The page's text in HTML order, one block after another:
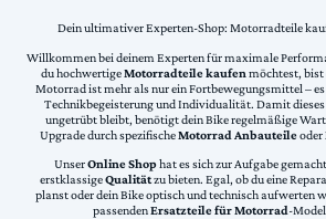
Dein ultimativer Experten-Shop: Motorradteile
Willkommen bei deinem Experten für maximale
du hochwertigeMotorradteile kaufen möchtest, bist
Motorrad ist mehr als nur ein Fortbewegungsmittel –
Technikbegeisterung und Individualität. Damit dieses
ungetrübt bleibt, benötigt dein Bike regelmäßige
Upgrade durch spezifischeMotorrad Anbauteileoder
UnserOnline Shophat es sich zur Aufgabe
erstklassigeQualitätzu bieten. Egal, ob du eine
planst oder dein Bike optisch und technisch aufwerten
passendenErsatzteile für Motorrad-